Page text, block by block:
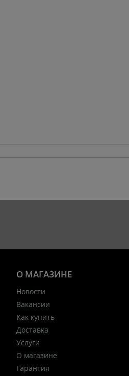
О МАГАЗИНЕ
Новости
Вакансии
Как купить
Доставка
Услуги
О магазине
Гарантия